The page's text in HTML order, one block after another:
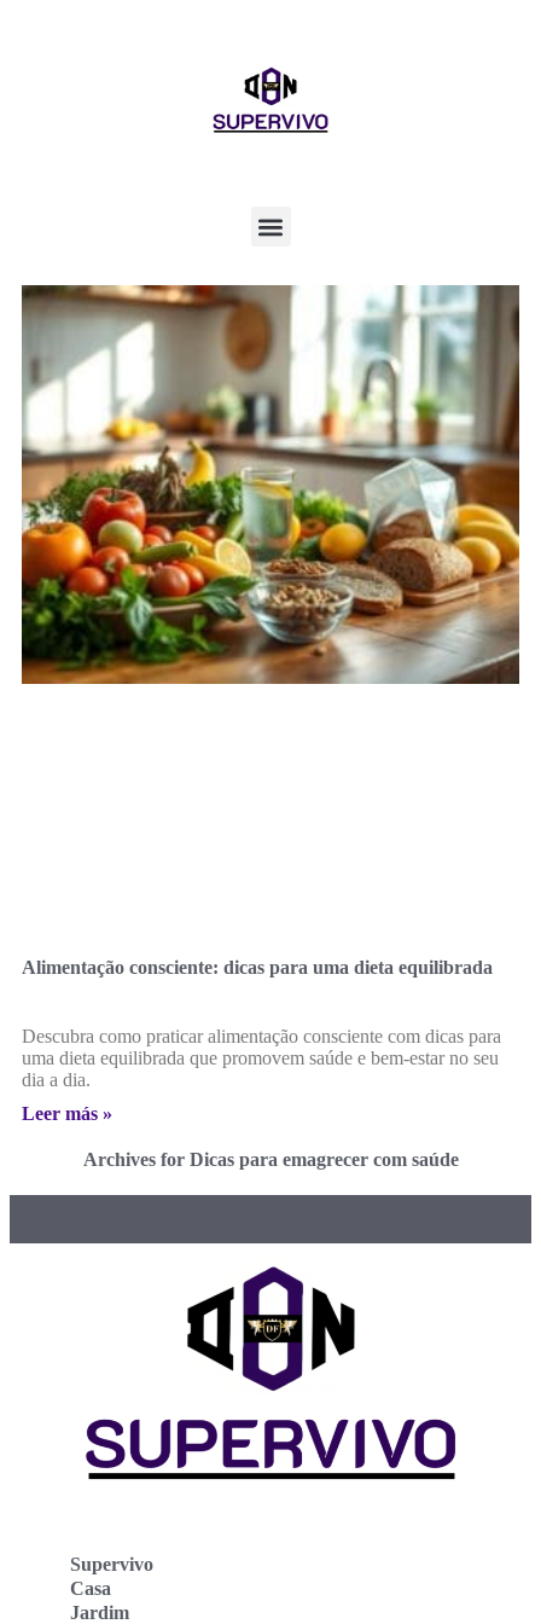
Alimentação consciente: dicas para uma dieta equilibrada
Descubra como praticar alimentação consciente com dicas para
uma dieta equilibrada que promovem saúde e bem-estar no seu
dia a dia.
Leer más »
Archives for Dicas para emagrecer com saúde
Supervivo
Casa
Jardim